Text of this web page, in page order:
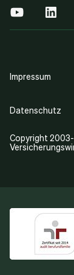
Copyright
Impressum
Datenschutz